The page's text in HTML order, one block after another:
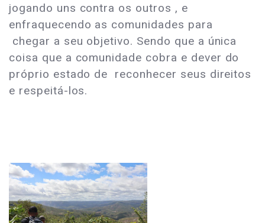
jogando uns contra os outros , e
enfraquecendo as comunidades para
chegar a seu objetivo. Sendo que a única
coisa que a comunidade cobra e dever do
próprio estado de reconhecer seus direitos
e respeitá-los.